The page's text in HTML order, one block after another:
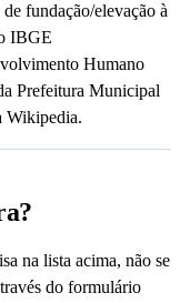
fundação/elevação à
IBGE
Humano
Prefeitura Municipal
Wikipedia.
na lista acima, não se
do formulário